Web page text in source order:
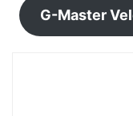
G-Master